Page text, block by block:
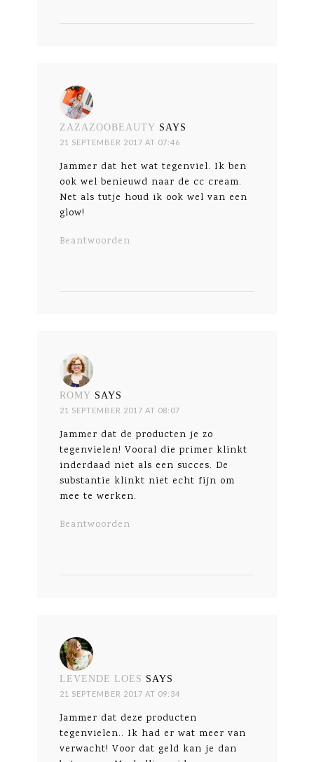
ZAZAZOOBEAUTY SAYS
21 SEPTEMBER 2017 AT 07:46
Jammer dat het wat tegenviel. Ik ben
ook wel benieuwd naar de cc cream.
Net als tutje houd ik ook wel van een
glow!
Beantwoorden
ROMY SAYS
21 SEPTEMBER 2017 AT 08:07
Jammer dat de producten je zo
tegenvielen! Vooral die primer klinkt
inderdaad niet als een succes. De
substantie klinkt niet echt fijn om
mee te werken.
Beantwoorden
LEVENDE LOES SAYS
21 SEPTEMBER 2017 AT 09:34
Jammer dat deze producten
tegenvielen.. Ik had er wat meer van
verwacht! Voor dat geld kan je dan